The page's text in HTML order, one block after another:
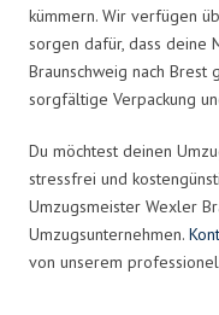
kümmern. Wir verfügen
sorgen dafür, dass deine
Braunschweig nach Brest
sorgfältige Verpackung
Du möchtest deinen
stressfrei und
Umzugsmeister Wexler
Umzugsunternehmen.
von unserem